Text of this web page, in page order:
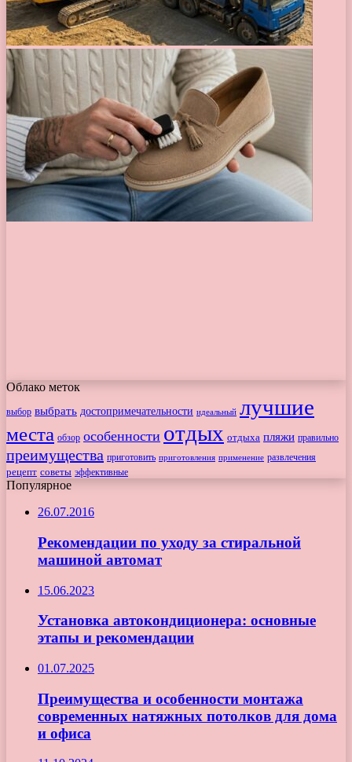
Облако меток
выбор выбрать достопримечательности идеальный лучшие
места обзор особенности отдых отдыха пляжи правильно
преимущества приготовить приготовления применение развлечения
рецепт советы эффективные
Популярное
26.07.2016
Рекомендации по уходу за стиральной
машиной автомат
15.06.2023
Установка автокондиционера: основные
этапы и рекомендации
01.07.2025
Преимущества и особенности монтажа
современных натяжных потолков для дома
и офиса